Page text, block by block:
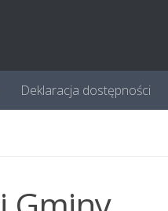
Deklaracja dostępności